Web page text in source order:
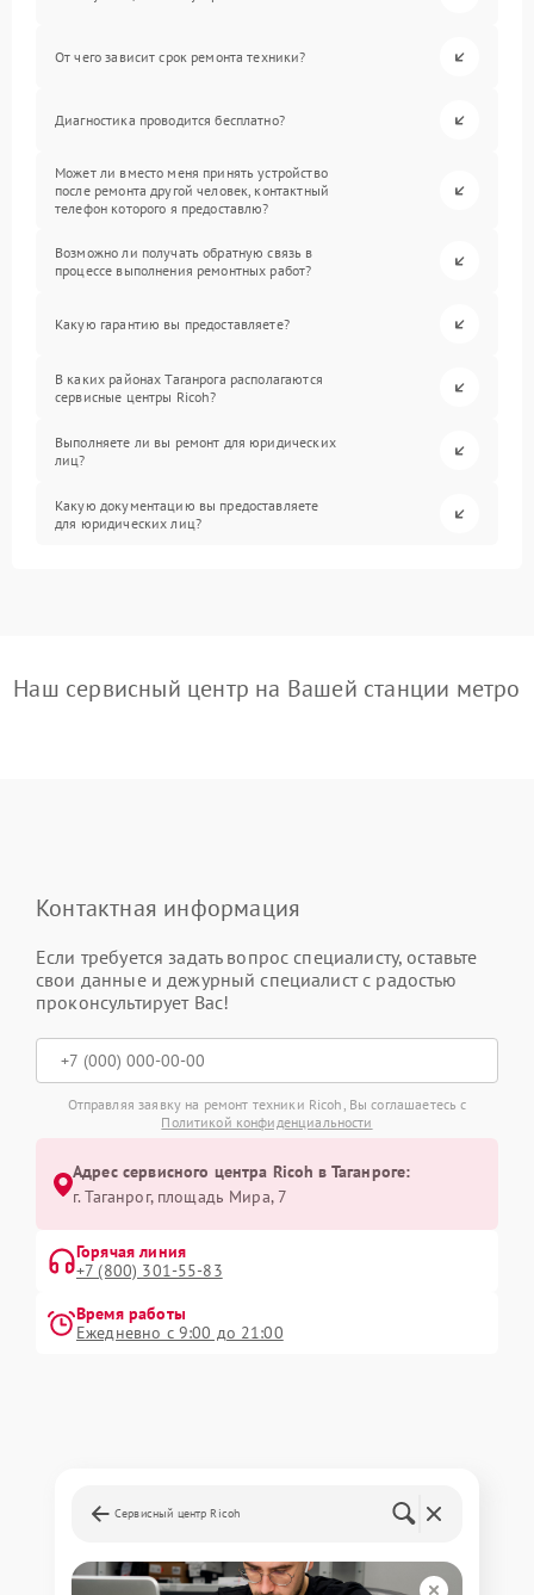
От чего зависит срок ремонта техники?
Диагностика проводится бесплатно?
Может ли вместо меня принять устройство
после ремонта другой человек, контактный
телефон которого я предоставлю?
Возможно ли получать обратную связь в
процессе выполнения ремонтных работ?
Какую гарантию вы предоставляете?
В каких районах Таганрога располагаются
сервисные центры Ricoh?
Выполняете ли вы ремонт для юридических
лиц?
Какую документацию вы предоставляете
для юридических лиц?
Наш сервисный центр на Вашей станции метро
Контактная информация
Если требуется задать вопрос специалисту, оставьте
свои данные и дежурный специалист с радостью
проконсультирует Вас!
Отправляя заявку на ремонт техники Ricoh, Вы соглашаетесь с
Политикой конфиденциальности
Адрес сервисного центра Ricoh в Таганроге:
г. Таганрог, площадь Мира, 7
Горячая линия
+7 (800) 301-55-83
Время работы
Ежедневно с 9:00 до 21:00
Сервисный центр Ricoh